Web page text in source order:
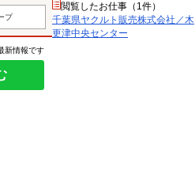
プ
新情報です
閲覧したお仕事（1件）
千葉県ヤクルト販売株式会社／木
更津中央センター